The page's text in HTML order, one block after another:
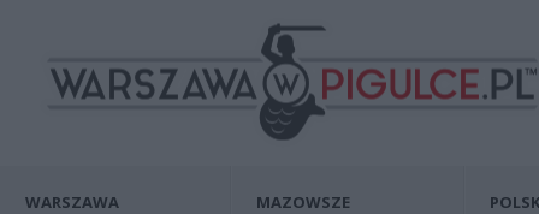
WARSZAWA MAZOWSZE